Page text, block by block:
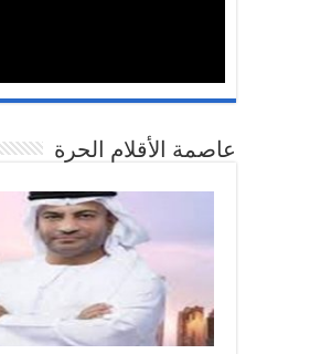
عاصمة الأقلام الحرة